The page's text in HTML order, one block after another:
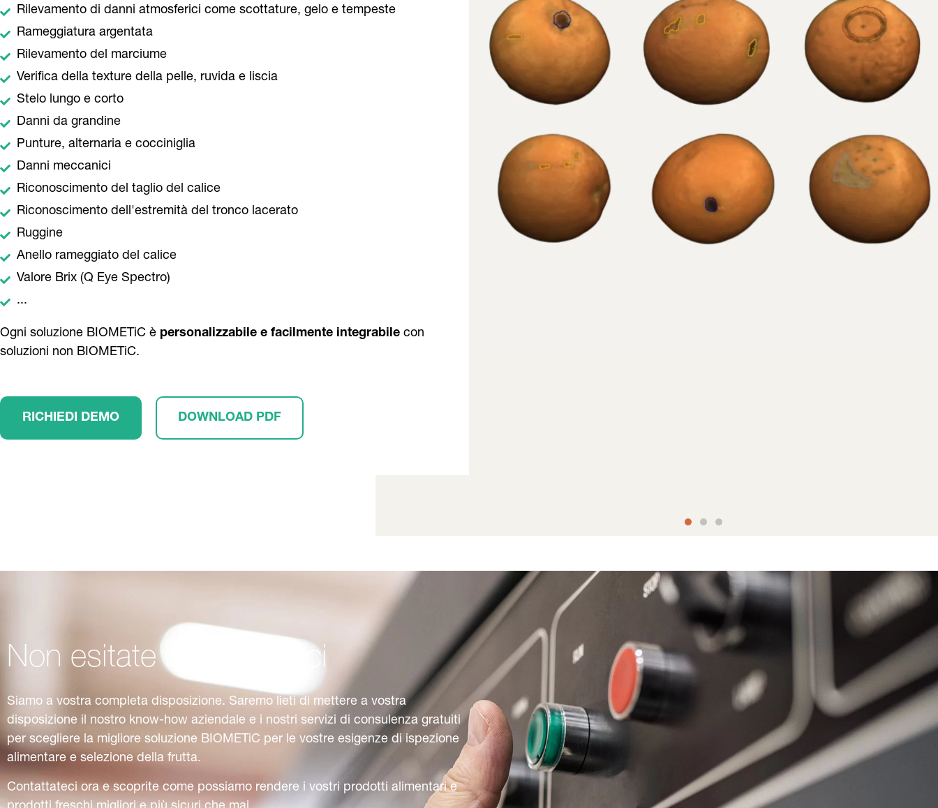
Rilevamento di danni atmosferici come scottature, gelo e tempeste
Rameggiatura argentata
Rilevamento del marciume
Verifica della texture della pelle, ruvida e liscia
Stelo lungo e corto
Danni da grandine
Punture, alternaria e cocciniglia
Danni meccanici
Riconoscimento del taglio del calice
Riconoscimento dell'estremità del tronco lacerato
Ruggine
Anello rameggiato del calice
Valore Brix (Q Eye Spectro)
...
Ogni soluzione BIOMETiC è personalizzabile e facilmente integrabile con
soluzioni non BIOMETiC.
RICHIEDI DEMO DOWNLOAD PDF
Non esitate a contattarci
Siamo a vostra completa disposizione. Saremo lieti di mettere a vostra
disposizione il nostro know-how aziendale e i nostri servizi di consulenza gratuiti
per scegliere la migliore soluzione BIOMETiC per le vostre esigenze di ispezione
alimentare e selezione della frutta.
Contattateci ora e scoprite come possiamo rendere i vostri prodotti alimentari e